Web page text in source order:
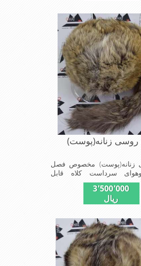
دلیل به راحتی درسوزهای
تمامی سروپشت گردن رو
دارد
روسی زنانه(پوست)
زنانه(پوست) مخصوص فصل
سرداست کلاه قابل
استفاده درسایزهای 58-59می باشد(فری
این کلاه ازپوست طبیی(خَز)
است وآستری آن ازجنس ساتن
دلیل به راحتی درسوزهای
تمامی سروپشت گردن رو
دارد
3٬500٬000
ریال